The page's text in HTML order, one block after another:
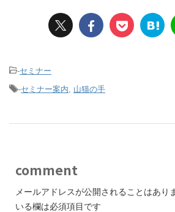
-セミナー
-セミナー案内 山猫の手
comment
メールアドレスが公開されることはあり
いる欄は必須項目です